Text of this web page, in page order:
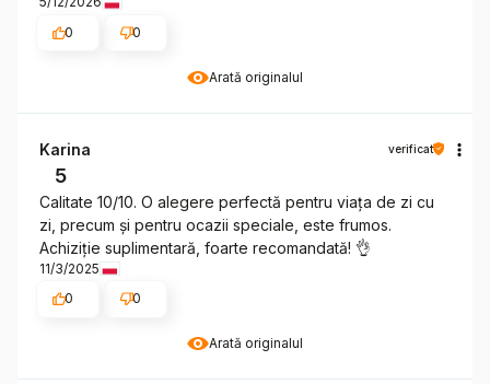
Arată originalul
0
0
Arată originalul
Karina verificat
5
Calitate 10/10. O alegere perfectă pentru viața de zi cu
zi, precum și pentru ocazii speciale, este frumos.
Achiziție suplimentară, foarte recomandată! 👌
11/3/2025
0
0